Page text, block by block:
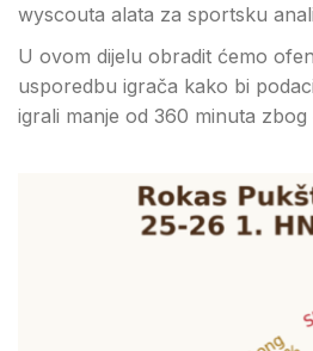
wyscouta alata za sportsku
U ovom dijelu obradit ćemo
usporedbu igrača kako bi
igrali manje od 360 minuta